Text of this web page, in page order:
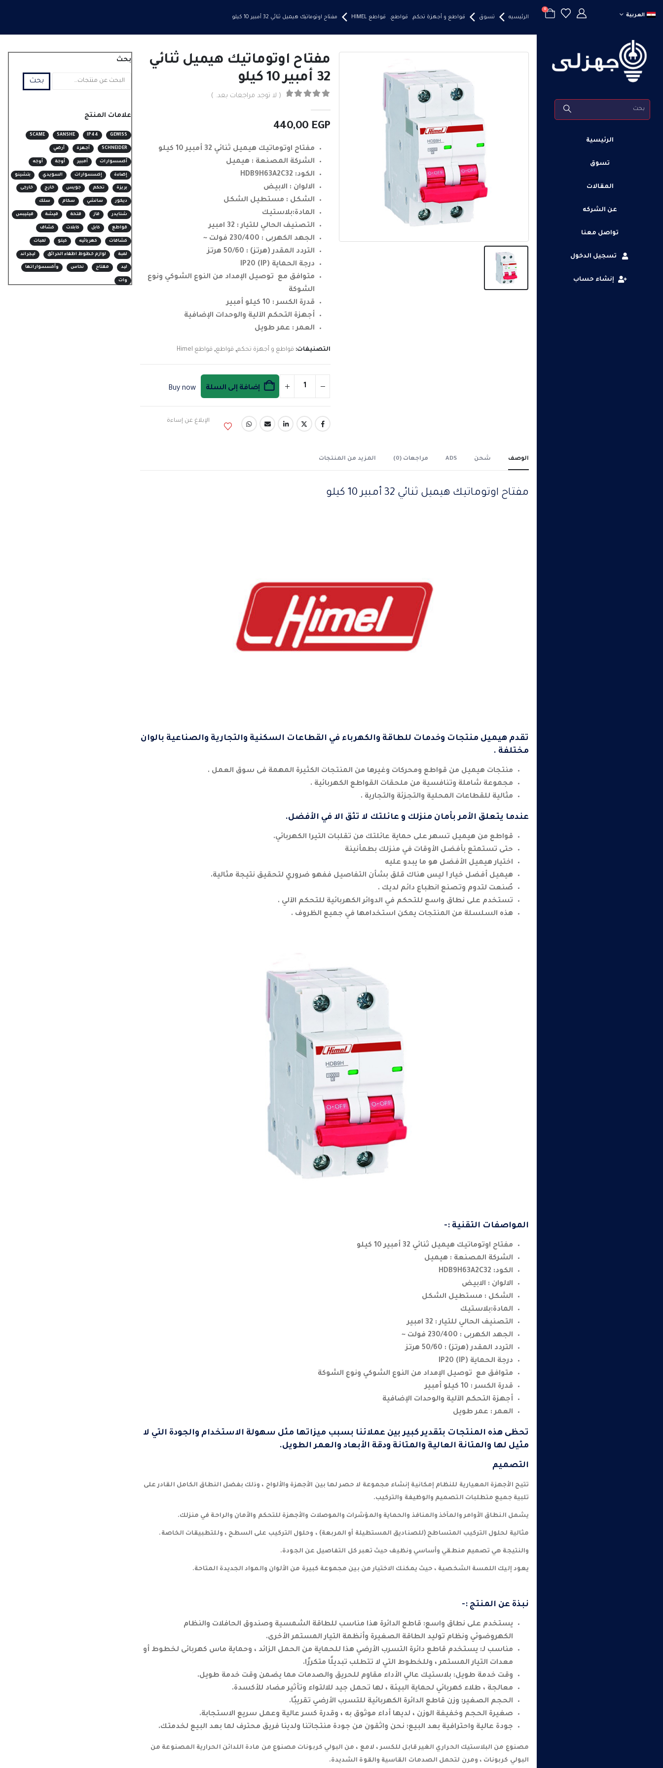
العربية
0
الرئيسية
تسوق
المقالات
عن الشركه
تواصل معنا
تسجيل الدخول
إنشاء حساب
الرئيسيه تسوق قواطع و أجهزة تحكم, قواطع, قواطع HIMEL مفتاح اوتوماتيك هيميل ثنائي 32 أمبير 10 كيلو
مفتاح اوتوماتيك هيميل ثنائي
32 أمبير 10 كيلو
( لا توجد مراجعات بعد. )
440,00 EGP
مفتاح اوتوماتيك هيميل ثنائي 32 أمبير 10 كيلو
الشركة المصنعة : هيميل
الكود: HDB9H63A2C32
الالوان : الابيض
الشكل : مستطيل الشكل
المادة:بلاستيك
التصنيف الحالي للتيار : 32 امبير
الجهد الكهربى : 230/400 فولت ~
التردد المقدر (هرتز) : 50/60 هرتز
درجة الحماية (IP) IP20
متوافق مع توصيل الإمداد من النوع الشوكي ونوع
الشوكة
قدرة الكسر : 10 كيلو أمبير
أجهزة التحكم الآلية والوحدات الإضافية
العمر : عمر طويل
التصنيفات: قواطع و أجهزة تحكم, قواطع, قواطع Himel
إضافة إلى السلة Buy now
الإبلاغ عن إساءة
الوصف شحن ADS مراجعات (0) المزيد من المنتجات
مفتاح اوتوماتيك هيميل ثنائي 32 أمبير 10 كيلو
تقدم هيميل منتجات وخدمات للطاقة والكهرباء في القطاعات السكنية والتجارية والصناعية بالوان
مختلفة .
منتجات هيميل من قواطع ومحركات وغيرها من المنتجات الكثيرة المهمة فى سوق العمل .
مجموعة شاملة وتنافسية من ملحقات القواطع الكهربائية .
مثالية للقطاعات المحلية والتجزئة والتجارية .
عندما يتعلق الأمر بأمان منزلك و عائلتك لا تثق الا في الأفضل.
قواطع من هيميل تسهر على حماية عائلتك من تقلبات التيرا الكهربائي.
حتى تستمتع بأفضل الأوقات في منزلك بطمأنينة
اختيار هيميل الأفضل هو ما يبدو عليه
هيميل أفضل خيار ! ليس هناك قلق بشأن التفاصيل ففهو ضروري لتحقيق نتيجة مثالية.
صُنعت لتدوم وتصنع انطباع دائم لديك .
تستخدم على نطاق واسع للتحكم في الدوائر الكهربائية للتحكم الآلي .
هذه السلسلة من المنتجات يمكن استخدامها في جميع الظروف .
المواصفات التقنية :-
مفتاح اوتوماتيك هيميل ثنائي 32 أمبير 10 كيلو
الشركة المصنعة : هيميل
الكود: HDB9H63A2C32
الالوان : الابيض
الشكل : مستطيل الشكل
المادة:بلاستيك
التصنيف الحالي للتيار : 32 امبير
الجهد الكهربى : 230/400 فولت ~
التردد المقدر (هرتز) : 50/60 هرتز
درجة الحماية (IP) IP20
متوافق مع توصيل الإمداد من النوع الشوكي ونوع الشوكة
قدرة الكسر : 10 كيلو أمبير
أجهزة التحكم الآلية والوحدات الإضافية
العمر : عمر طويل
تحظى هذه المنتجات بتقدير كبير بين عملائنا بسبب ميزاتها مثل سهولة الاستخدام والجودة التي لا
مثيل لها والمتانة العالية والمتانة ودقة الأبعاد والعمر الطويل.
التصميم
تتيح الأجهزة المعيارية للنظام إمكانية إنشاء مجموعة لا حصر لها بين الأجهزة والألواح ، وذلك بفضل النطاق الكامل القادر على
تلبية جميع متطلبات التصميم والوظيفة والتركيب.
يشمل النطاق الأوامر والمآخذ والمنافذ والحماية والمؤشرات والموصلات والأجهزة للتحكم والأمان والراحة في منزلك.
مثالية لحلول التركيب المتساطح (للصناديق المستطيلة أو المربعة) ، وحلول التركيب على السطح ، وللتطبيقات الخاصة.
والنتيجة هي تصميم منطقي وأساسي ونظيف حيث تعبر كل التفاصيل عن الجودة.
يعود إليك اللمسة الشخصية ، حيث يمكنك الاختيار من بين مجموعة كبيرة من الألوان والمواد الجديدة المتاحة.
نبذة عن المنتج :-
يستخدم على نطاق واسع: قاطع الدائرة هذا مناسب للطاقة الشمسية وصندوق الحافلات والنظام
الكهروضوئي ونظام توليد الطاقة الصغيرة وأنظمة التيار المستمر الأخرى.
مناسب لـ: يستخدم قاطع دائرة التسرب الأرضي هذا للحماية من الحمل الزائد ، وحماية ماس كهربائى لخطوط أو
معدات التيار المستمر ، وللخطوط التي لا تتطلب تبديلًا متكررًا.
وقت خدمة طويل: بلاستيك عالي الأداء مقاوم للحريق والصدمات مما يضمن وقت خدمة طويل.
معالجة ، طلاء كهربائي لحماية البيئة ، لها تحمل جيد للالتواء وتأثير مضاد للأكسدة.
الحجم الصغير: وزن قاطع الدائرة الكهربائية للتسرب الأرضي تقريبًا.
صغيرة الحجم وخفيفة الوزن ، لديها أداء موثوق به ، وقدرة كسر عالية وعمل سريع الاستجابة.
جودة عالية واحترافية بعد البيع: نحن واثقون من جودة منتجاتنا ولدينا فريق محترف لما بعد البيع لخدمتك.
مصنوع من البلاستيك الحراري الغير قابل للكسر ، لامع ، من البولي كربونات مصنوع من مادة اللدائن الحرارية المصنوعة من
البولي كربونات ، ومرن لتحمل الصدمات القاسية والقوة الشديدة.
بحث
بحث
علامات المنتج
GEWISS
IP44
SANSHE
SCAME
SCHNEIDER أجهزة أرضي
أكسسوارات أمبير أوجة أوجه
إضاءة إكسسوارات السويدي بتشينو
بريزة تحكم جويس خارج خارجى
ديكور سانشي سكام سلك
شنايدر فاز فتحة فيشة فيليبس
قواطع كابل كابلات كشاف
كشافات كهربائيه كيلو لمبات
لمبة لوازم خطوط اطفاء الحرائق ليجراند
ليد مفتاح نحاس وأكسسواراتها
وات